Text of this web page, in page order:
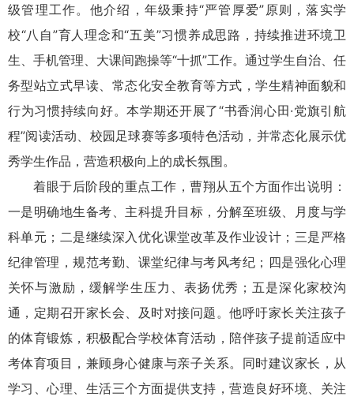
级管理工作。他介绍，年级秉持“严管厚爱”原则，落实学
校“八自”育人理念和“五美”习惯养成思路，持续推进环境卫
生、手机管理、大课间跑操等“十抓”工作。通过学生自治、任
务型站立式早读、常态化安全教育等方式，学生精神面貌和
行为习惯持续向好。本学期还开展了“书香润心田·党旗引航
程”阅读活动、校园足球赛等多项特色活动，并常态化展示优
秀学生作品，营造积极向上的成长氛围。
着眼于后阶段的重点工作，曹翔从五个方面作出说明：
一是明确地生备考、主科提升目标，分解至班级、月度与学
科单元；二是继续深入优化课堂改革及作业设计；三是严格
纪律管理，规范考勤、课堂纪律与考风考纪；四是强化心理
关怀与激励，缓解学生压力、表扬优秀；五是深化家校沟
通，定期召开家长会、及时对接问题。他呼吁家长关注孩子
的体育锻炼，积极配合学校体育活动，陪伴孩子提前适应中
考体育项目，兼顾身心健康与亲子关系。同时建议家长，从
学习、心理、生活三个方面提供支持，营造良好环境、关注